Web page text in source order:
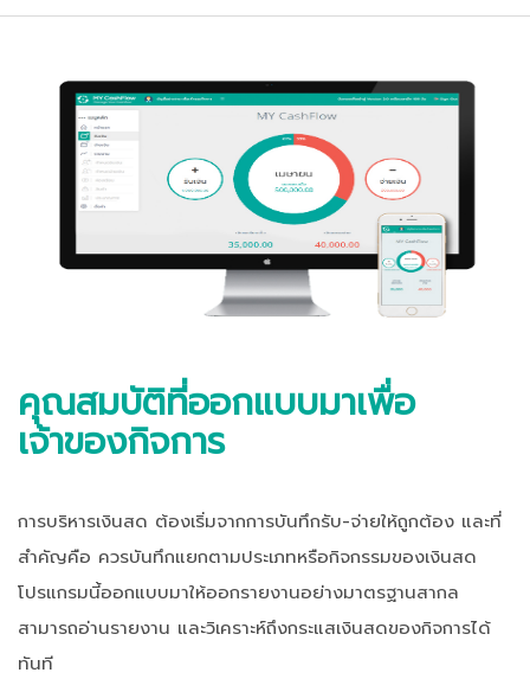
คุณสมบัติที่ออกแบบมาเพื่อ
เจ้าของกิจการ
การบริหารเงินสด ต้องเริ่มจากการบันทึกรับ-จ่ายให้ถูกต้อง และที่
สำคัญคือ ควรบันทึกแยกตามประเภทหรือกิจกรรมของเงินสด
โปรแกรมนี้ออกแบบมาให้ออกรายงานอย่างมาตรฐานสากล
สามารถอ่านรายงาน และวิเคราะห์ถึงกระแสเงินสดของกิจการได้
ทันที